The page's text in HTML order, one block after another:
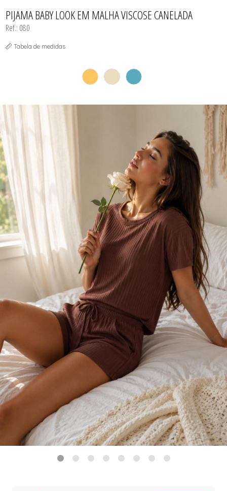
MATERNIDADE
SEM COSTURA
PIJAMA BABY LOOK EM MALHA VISCOSE CANELADA
Ref.: 080
Tabela de medidas